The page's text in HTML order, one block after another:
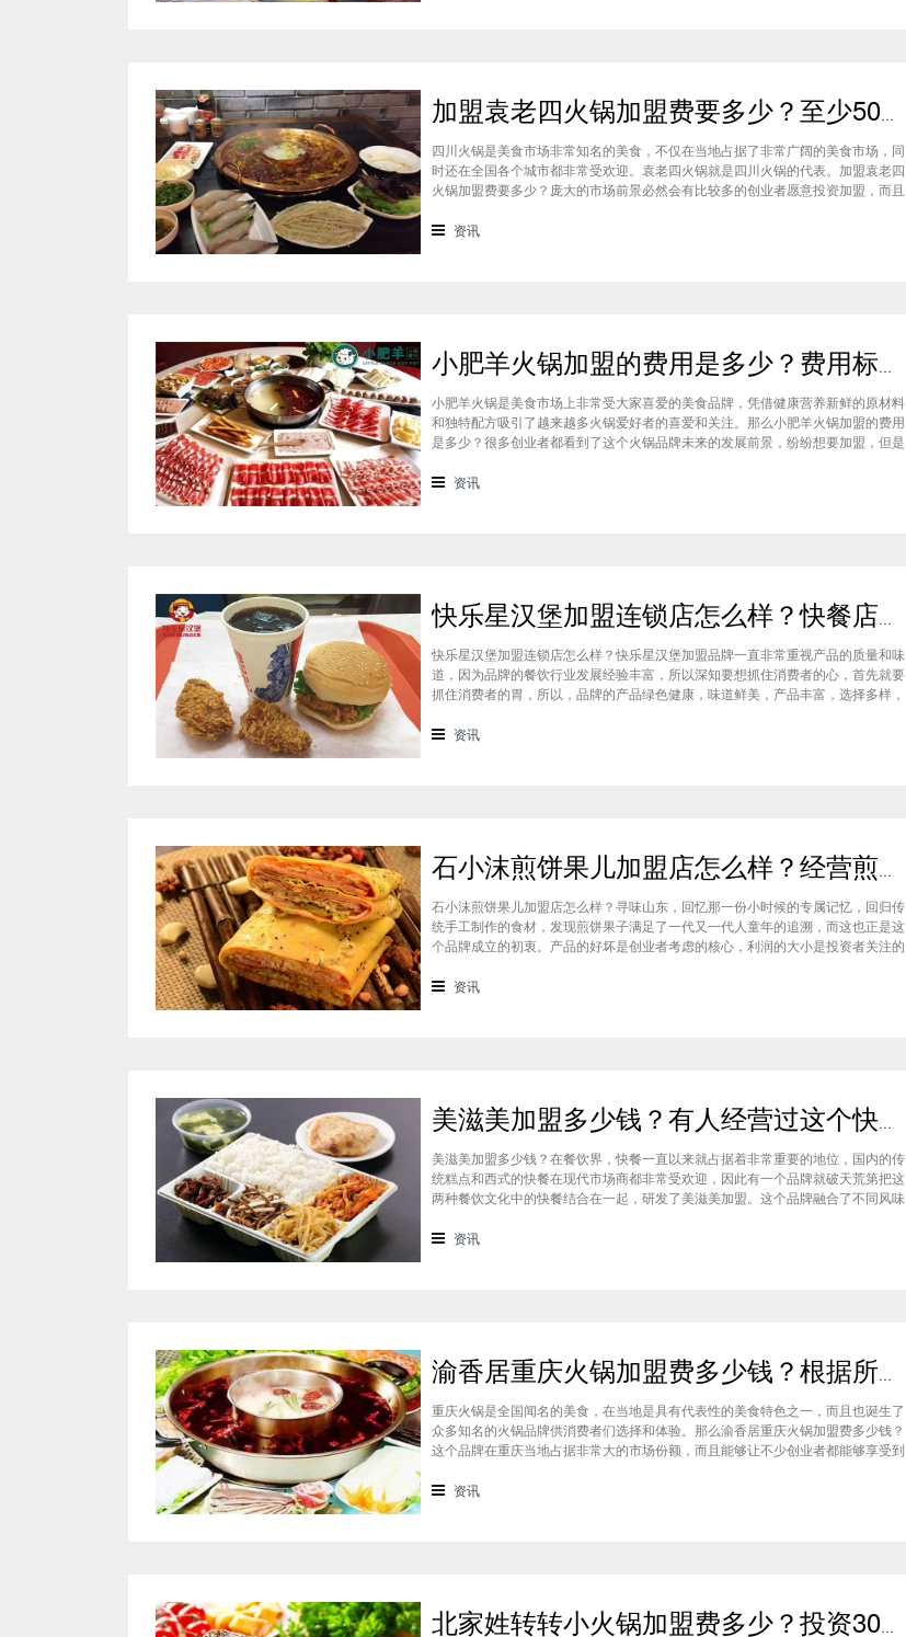
加盟袁老四火锅加盟费要多少？至少50万资金你准备好了吗？
四川火锅是美食市场非常知名的美食，不仅在当地占据了非常广阔的美食市场，同
时还在全国各个城市都非常受欢迎。袁老四火锅就是四川火锅的代表。加盟袁老四
火锅加盟费要多少？庞大的市场前景必然会有比较多的创业者愿意投资加盟，而且
准，袁老四火锅加盟至少要有50万资金你准备好了吗？加盟袁老四火锅加盟费要
资讯
小肥羊火锅加盟的费用是多少？费用标准如下看你是否符合加盟资格
小肥羊火锅是美食市场上非常受大家喜爱的美食品牌，凭借健康营养新鲜的原材料
和独特配方吸引了越来越多火锅爱好者的喜爱和关注。那么小肥羊火锅加盟的费用
是多少？很多创业者都看到了这个火锅品牌未来的发展前景，纷纷想要加盟，但是
火锅加盟的费用情况让创业者拥有更多信息。创业是现在非常热门的项目，很多有
资讯
快乐星汉堡加盟连锁店怎么样？快餐店中产品口味如何？
快乐星汉堡加盟连锁店怎么样？快乐星汉堡加盟品牌一直非常重视产品的质量和味
道，因为品牌的餐饮行业发展经验丰富，所以深知要想抓住消费者的心，首先就要
抓住消费者的胃，所以，品牌的产品绿色健康，味道鲜美，产品丰富，选择多样，
一下这个汉堡品牌加盟费多少钱？快乐星汉堡加盟连锁店怎么样？这个品牌在市场
资讯
石小沫煎饼果儿加盟店怎么样？经营煎饼果子店利润如何
石小沫煎饼果儿加盟店怎么样？寻味山东，回忆那一份小时候的专属记忆，回归传
统手工制作的食材，发现煎饼果子满足了一代又一代人童年的追溯，而这也正是这
个品牌成立的初衷。产品的好坏是创业者考虑的核心，利润的大小是投资者关注的
盟？能赚钱吗？下面小编将为大家解答这些问题。石小沫煎饼果儿加盟店怎么样？
资讯
美滋美加盟多少钱？有人经营过这个快餐品牌吗
美滋美加盟多少钱？在餐饮界，快餐一直以来就占据着非常重要的地位，国内的传
统糕点和西式的快餐在现代市场商都非常受欢迎，因此有一个品牌就破天荒第把这
两种餐饮文化中的快餐结合在一起，研发了美滋美加盟。这个品牌融合了不同风味
盟多少钱？这个品牌是进来十分火爆的一个餐饮品牌，它诞生于仟吉快餐加盟管理
资讯
渝香居重庆火锅加盟费多少钱？根据所在城市进行规划非常合适创业
重庆火锅是全国闻名的美食，在当地是具有代表性的美食特色之一，而且也诞生了
众多知名的火锅品牌供消费者们选择和体验。那么渝香居重庆火锅加盟费多少钱？
这个品牌在重庆当地占据非常大的市场份额，而且能够让不少创业者都能够享受到
的，渝香居重庆火锅加盟成为了大家心中非常合适的创业项目。重庆是一个美食遍
资讯
北家姓转转小火锅加盟费多少？投资30万一家网红火锅店就属于你